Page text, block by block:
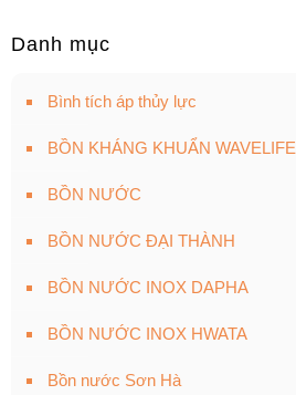
Danh mục
Bình tích áp thủy lực
BỒN KHÁNG KHUẨN WAVELIFE
BỒN NƯỚC
BỒN NƯỚC ĐẠI THÀNH
BỒN NƯỚC INOX DAPHA
BỒN NƯỚC INOX HWATA
Bồn nước Sơn Hà